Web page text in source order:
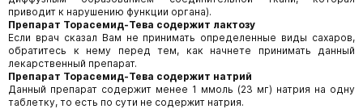
приводит к нарушению функции органа).
Препарат Торасемид-Тева содержит лактозу
Если врач сказал Вам не принимать определенные виды сахаров,
обратитесь к нему перед тем, как начнете принимать данный
лекарственный препарат.
Препарат Торасемид-Тева содержит натрий
Данный препарат содержит менее 1 ммоль (23 мг) натрия на одну
таблетку, то есть по сути не содержит натрия.